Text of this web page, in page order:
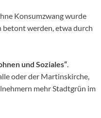
Konsumzwang wurde
werden, etwa durch
und Soziales“.
oder der Martinskirche,
mehr Stadtgrün im